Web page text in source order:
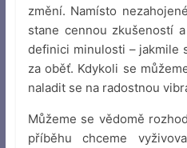
změní. Namísto
stane cennou zkušeností
definici minulosti – jakmile
za oběť. Kdykoli se
naladit se na radostnou
Můžeme se vědomě
příběhu chceme